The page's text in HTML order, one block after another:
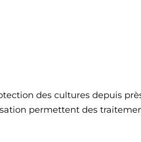
des cultures depuis
permettent des